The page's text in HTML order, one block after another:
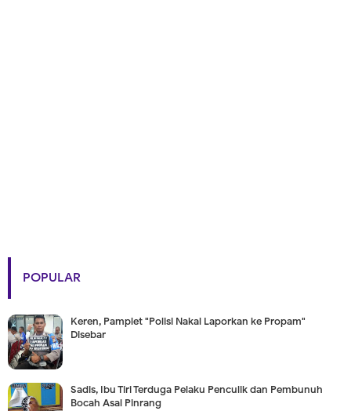
POPULAR
Keren, Pamplet "Polisi Nakal Laporkan ke Propam"
Disebar
Sadis, Ibu Tiri Terduga Pelaku Penculik dan Pembunuh
Bocah Asal Pinrang